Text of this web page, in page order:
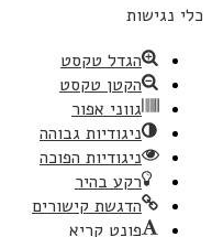
כלי נגישות
הגדל טקסט
הקטן טקסט
גווני אפור
ניגודיות גבוהה
ניגודיות הפוכה
רקע בהיר
הדגשת קישורים
פונט קריא